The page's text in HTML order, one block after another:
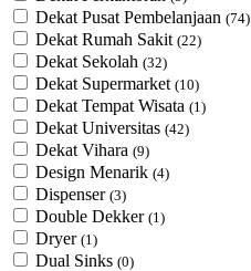
Dekat Pusat Pembelanjaan (74)
Dekat Rumah Sakit (22)
Dekat Sekolah (32)
Dekat Supermarket (10)
Dekat Tempat Wisata (1)
Dekat Universitas (42)
Dekat Vihara (9)
Design Menarik (4)
Dispenser (3)
Double Dekker (1)
Dryer (1)
Dual Sinks (0)